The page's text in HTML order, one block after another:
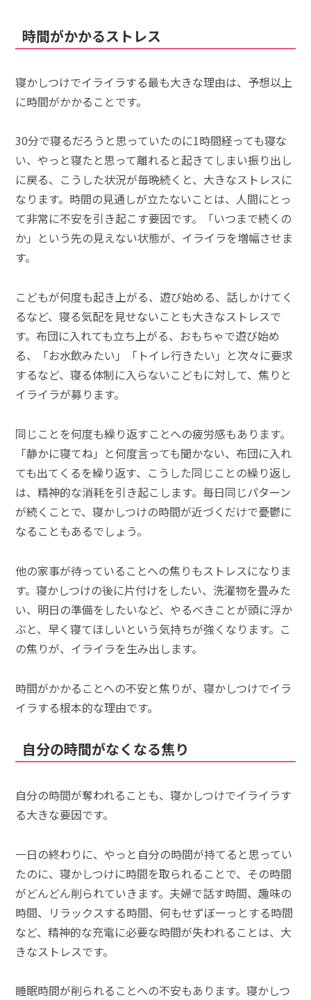
時間がかかるストレス
寝かしつけでイライラする最も大きな理由は、予想以上
に時間がかかることです。
30分で寝るだろうと思っていたのに1時間経っても寝な
い、やっと寝たと思って離れると起きてしまい振り出し
に戻る、こうした状況が毎晩続くと、大きなストレスに
なります。時間の見通しが立たないことは、人間にとっ
て非常に不安を引き起こす要因です。「いつまで続くの
か」という先の見えない状態が、イライラを増幅させま
す。
こどもが何度も起き上がる、遊び始める、話しかけてく
るなど、寝る気配を見せないことも大きなストレスで
す。布団に入れても立ち上がる、おもちゃで遊び始め
る、「お水飲みたい」「トイレ行きたい」と次々に要求
するなど、寝る体制に入らないこどもに対して、焦りと
イライラが募ります。
同じことを何度も繰り返すことへの疲労感もあります。
「静かに寝てね」と何度言っても聞かない、布団に入れ
ても出てくるを繰り返す、こうした同じことの繰り返し
は、精神的な消耗を引き起こします。毎日同じパターン
が続くことで、寝かしつけの時間が近づくだけで憂鬱に
なることもあるでしょう。
他の家事が待っていることへの焦りもストレスになりま
す。寝かしつけの後に片付けをしたい、洗濯物を畳みた
い、明日の準備をしたいなど、やるべきことが頭に浮か
ぶと、早く寝てほしいという気持ちが強くなります。こ
の焦りが、イライラを生み出します。
時間がかかることへの不安と焦りが、寝かしつけでイラ
イラする根本的な理由です。
自分の時間がなくなる焦り
自分の時間が奪われることも、寝かしつけでイライラす
る大きな要因です。
一日の終わりに、やっと自分の時間が持てると思ってい
たのに、寝かしつけに時間を取られることで、その時間
がどんどん削られていきます。夫婦で話す時間、趣味の
時間、リラックスする時間、何もせずぼーっとする時間
など、精神的な充電に必要な時間が失われることは、大
きなストレスです。
睡眠時間が削られることへの不安もあります。寝かしつ